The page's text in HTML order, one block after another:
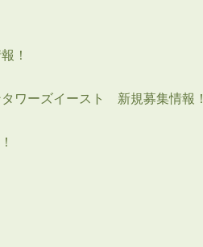
！
ワーズイースト 新規募集情報！